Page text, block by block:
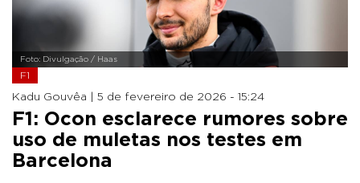
Foto: Divulgação / Haas
F1
Kadu Gouvêa | 5 de fevereiro de 2026 - 15:24
F1: Ocon esclarece rumores sobre
uso de muletas nos testes em
Barcelona